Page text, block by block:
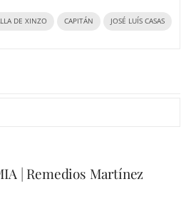
DE XINZO CAPITÁN JOSÉ LUÍS CASAS
| Remedios Martínez